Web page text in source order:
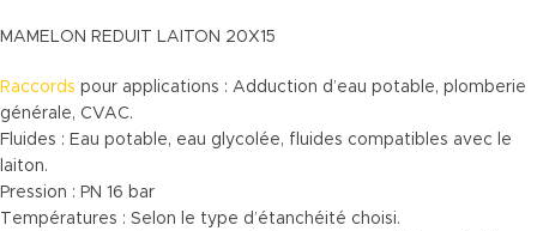
MAMELON REDUIT LAITON 20X15
Raccords pour applications : Adduction d’eau potable, plomberie
générale, CVAC.
Fluides : Eau potable, eau glycolée, fluides compatibles avec le
laiton.
Pression : PN 16 bar
Températures : Selon le type d’étanchéité choisi.